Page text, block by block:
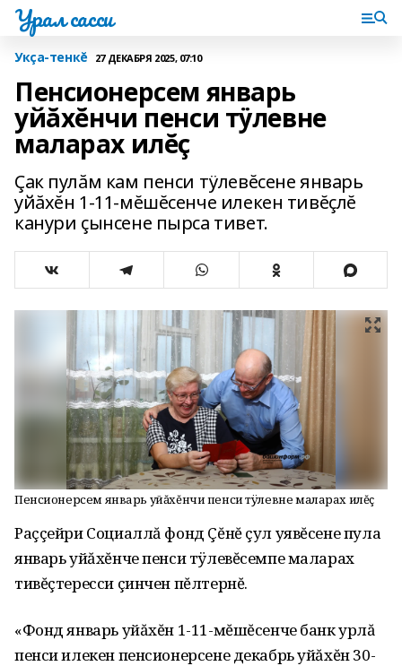
Урал сасси
Укçа-тенкĕ 27 ДЕКАБРЯ 2025, 07:10
Пенсионерсем январь
уйăхĕнчи пенси тÿлевне
маларах илĕç
Çак пулăм кам пенси тÿлевĕсене январь
уйăхĕн 1-11-мĕшĕсенче илекен тивĕçлĕ
канури çынсене пырса тивет.
Пенсионерсем январь уйăхĕнчи пенси тÿлевне маларах илĕç
Раççейри Социаллă фонд Çĕнĕ çул уявĕсене пула
январь уйăхĕнче пенси тÿлевĕсемпе маларах
тивĕçтересси çинчен пĕлтернĕ.
«Фонд январь уйăхĕн 1-11-мĕшĕсенче банк урлă
пенси илекен пенсионерсене декабрь уйăхĕн 30-